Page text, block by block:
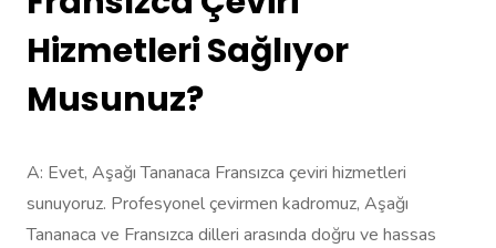
Hizmetleri Sağlıyor
Musunuz?
A: Evet, Aşağı Tananaca Fransızca çeviri hizmetleri
sunuyoruz. Profesyonel çevirmen kadromuz, Aşağı
Tananaca ve Fransızca dilleri arasında doğru ve hassas